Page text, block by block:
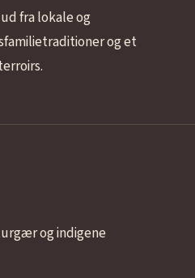
fra lokale og
og et
og indigene